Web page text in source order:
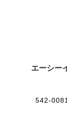
エーシー
542-